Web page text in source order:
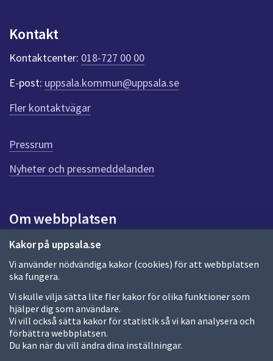
Kakor på uppsala.se
Vi använder nödvändiga kakor (cookies) för att webbplatsen
ska fungera.
Vi skulle vilja sätta lite fler kakor för olika funktioner som
hjälper dig som användare.
Vi vill också sätta kakor för statistik så vi kan analysera och
förbättra webbplatsen.
Du kan när du vill ändra dina inställningar.
Kontakt
Kontaktcenter: 018-727 00 00
E-post: uppsala.kommun@uppsala.se
Fler kontaktvägar
Pressrum
Nyheter och pressmeddelanden
Om webbplatsen
Om webbplatsen
Allmänna handlingar och diarium
Behandling av personuppgifter
Kakor
Språk (other languages)